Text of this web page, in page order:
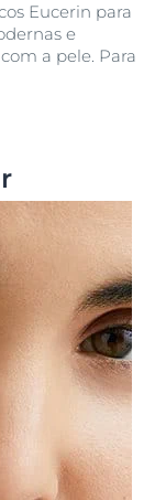
Eucerin para
e
a pele. Para